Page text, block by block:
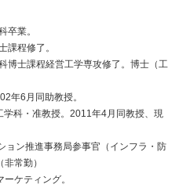
卒業。
課程修了。
博士課程経営工学専攻修了。博士（工
年6月同助教授。
科・准教授。2011年4月同教授、現
ョン推進事務局参事官（インフラ・防
常勤）
ケティング。